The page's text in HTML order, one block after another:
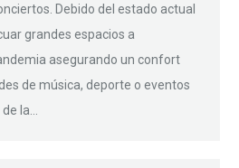
Debido del estado actual
grandes espacios a
asegurando un confort
de música, deporte o eventos
la…